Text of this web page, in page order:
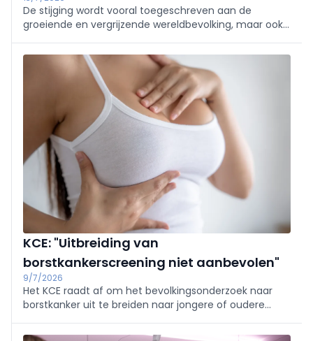
De stijging wordt vooral toegeschreven aan de
groeiende en vergrijzende wereldbevolking, maar ook
zoals luchtvervuiling, overgewicht, ongezonde voeding
en een gebrek aan lichaamsbeweging.
KCE: "Uitbreiding van
borstkankerscreening niet aanbevolen"
9/7/2026
Het KCE raadt af om het bevolkingsonderzoek naar
borstkanker uit te breiden naar jongere of oudere
systematisch een echografie toe te voegen.